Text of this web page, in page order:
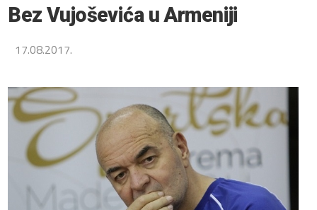
Bez Vujoševića u Armeniji
17.08.2017.